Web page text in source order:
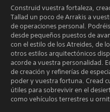
Construid vuestra fortaleza,
Tallad un poco de Arrakis a
de operaciones personal.
desde pequeños puestos de
con el estilo de los Atreides, de
otros estilos arquitectónicos
acorde a vuestra personalidad.
de creación y refinerías de
poder y vuestra fortuna. Cread
útiles para sobrevivir en el
como vehículos terrestres u